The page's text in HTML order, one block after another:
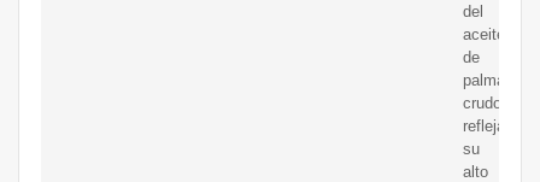
del
aceite
de
palma
crudo
refleja
su
alto